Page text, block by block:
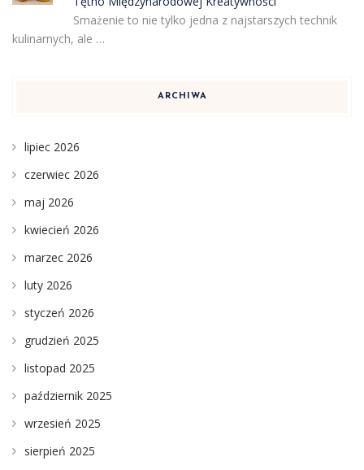
Smażenie to nie tylko jedna z najstarszych technik
kulinarnych, ale …
ARCHIWA
lipiec 2026
czerwiec 2026
maj 2026
kwiecień 2026
marzec 2026
luty 2026
styczeń 2026
grudzień 2025
listopad 2025
październik 2025
wrzesień 2025
sierpień 2025